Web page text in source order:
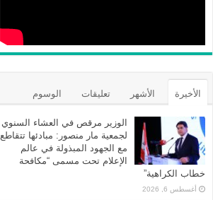
الأخيرة الأشهر تعليقات الوسوم
الوزير مرقص في العشاء السنوي
لجمعية مار منصور: مبادئها تتقاطع
مع الجهود المبذولة في عالم
الإعلام تحت مسمى “مكافحة
خطاب الكراهية”
أغسطس 6, 2026